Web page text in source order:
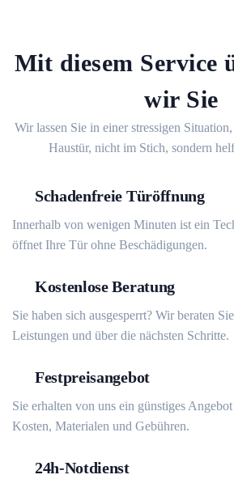
Mit diesem Service
wir Sie
Wir lassen Sie in einer stressigen
Haustür, nicht im Stich, sondern
Schadenfreie Türöffnung
Innerhalb von wenigen Minuten ist ein
öffnet Ihre Tür ohne Beschädigungen.
Kostenlose Beratung
Sie haben sich ausgesperrt? Wir beraten
Leistungen und über die nächsten Schritte.
Festpreisangebot
Sie erhalten von uns ein günstiges
Kosten, Materialen und Gebühren.
24h-Notdienst